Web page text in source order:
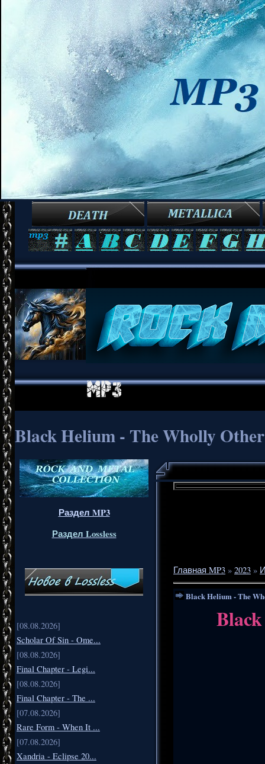
Black Helium - The Wholly
Раздел MP3
Раздел Lossless
[08.08.2026]
Scholar Of Sin - Ome...
[08.08.2026]
Final Chapter - Legi...
[08.08.2026]
Final Chapter - The ...
[07.08.2026]
Rare Form - When It ...
[07.08.2026]
Xandria - Eclipse 20...
Главная MP3 » 2023 »
Black Helium - The